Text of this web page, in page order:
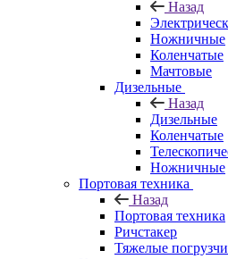
Назад
Ножничные
Коленчатые
Мачтовые
Дизельные
Назад
Дизельные
Коленчатые
Ножничные
Портовая техника
Назад
Портовая техника
Ричстакер
Тяжелые